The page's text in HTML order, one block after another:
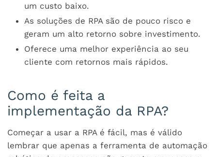
um custo baixo.
As soluções de RPA são de pouco risco e
geram um alto retorno sobre investimento.
Oferece uma melhor experiência ao seu
cliente com retornos mais rápidos.
Como é feita a
implementação da RPA?
Começar a usar a RPA é fácil, mas é válido
lembrar que apenas a ferramenta de automação